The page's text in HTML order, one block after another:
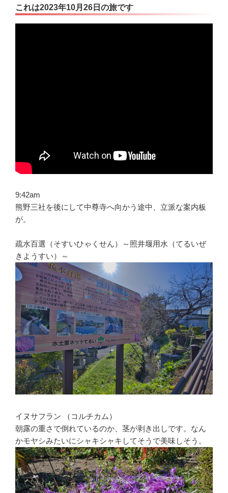
これは2023年10月26日の旅です
9:42am
熊野三社を後にして中尊寺へ向かう途中、立派な案内板
が。
疏水百選（そすいひゃくせん）～照井堰用水（てるいぜ
きようすい）～
イヌサフラン （コルチカム）
朝露の重さで倒れているのか、茎が剥き出しです。なん
かモヤシみたいにシャキシャキしてそうで美味しそう。